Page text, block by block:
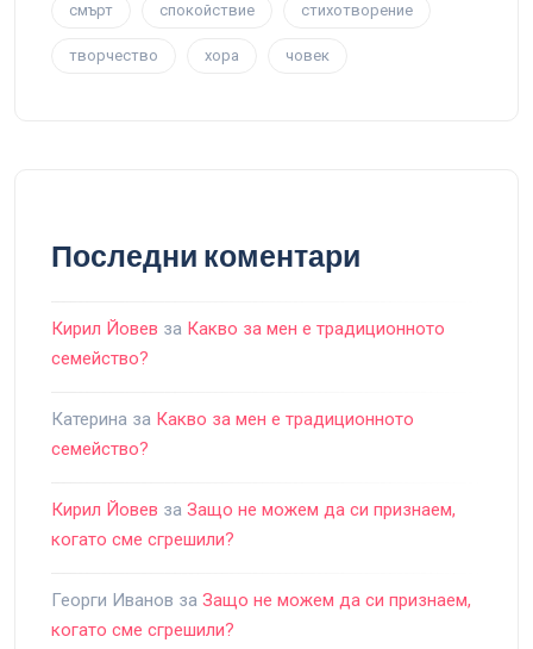
смърт спокойствие стихотворение
творчество хора човек
Последни коментари
Кирил Йовев за Какво за мен е традиционното
семейство?
Катерина за Какво за мен е традиционното
семейство?
Кирил Йовев за Защо не можем да си признаем,
когато сме сгрешили?
Георги Иванов за Защо не можем да си признаем,
когато сме сгрешили?